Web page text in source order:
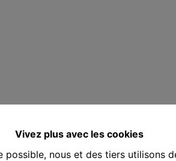
Vivez plus avec les cookies
nous et des tiers utilisons